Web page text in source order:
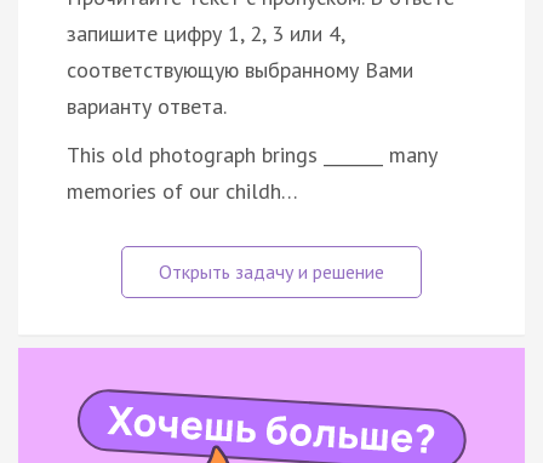
запишите цифру 1, 2, 3 или 4,
соответствующую выбранному Вами
варианту ответа.
This old photograph brings _______ many
memories of our childh…